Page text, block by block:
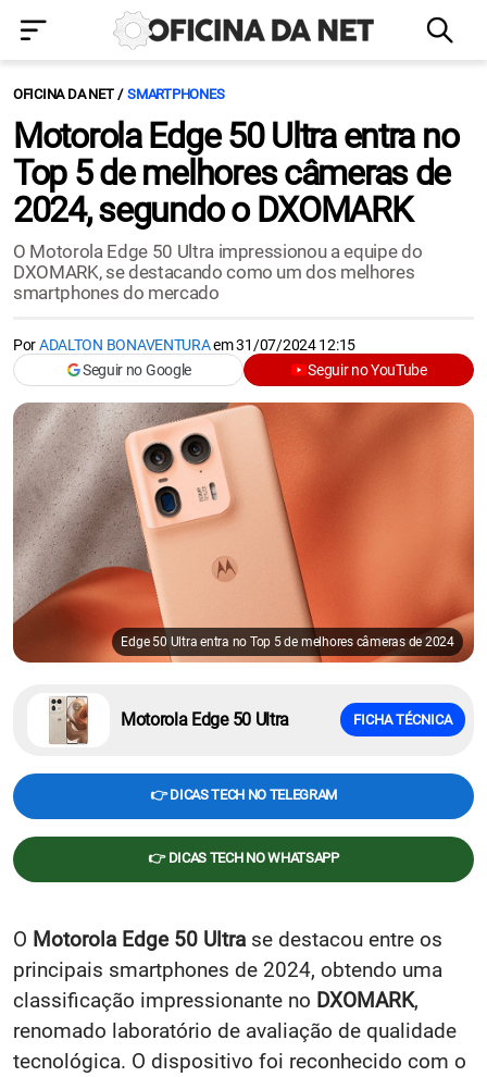
OFICINA DA NET SMARTPHONES
Motorola Edge 50 Ultra entra no
Top 5 de melhores câmeras de
2024, segundo o DXOMARK
O Motorola Edge 50 Ultra impressionou a equipe do
DXOMARK, se destacando como um dos melhores
smartphones do mercado
PorADALTON BONAVENTURAem31/07/2024 12:15
Seguir no Google
Seguir no YouTube
Edge 50 Ultra entra no Top 5 de melhores câmeras de 2024
Motorola Edge 50 Ultra FICHA TÉCNICA
👉 DICAS TECH NO TELEGRAM
👉 DICAS TECH NO WHATSAPP
O Motorola Edge 50 Ultra se destacou entre os
principais smartphones de 2024, obtendo uma
classificação impressionante no DXOMARK,
renomado laboratório de avaliação de qualidade
tecnológica. O dispositivo foi reconhecido com o